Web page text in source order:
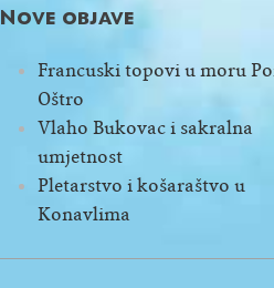
Nove objave
Francuski topovi u moru
Oštro
Vlaho Bukovac i sakralna
umjetnost
Pletarstvo i košaraštvo u
Konavlima